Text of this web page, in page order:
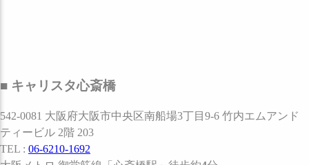
■ キャリスタ心斎橋
542-0081 大阪府大阪市中央区南船場3丁目9-6 竹内エムアンド
ティービル 2階 203
TEL : 06-6210-1692